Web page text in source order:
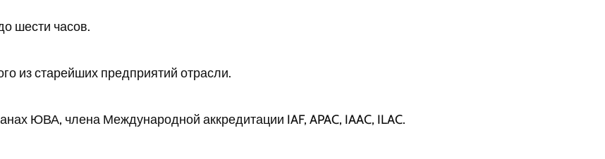
шести часов.
из старейших предприятий отрасли.
ЮВА, члена Международной аккредитации IAF, APAC, IAAC, ILAC.